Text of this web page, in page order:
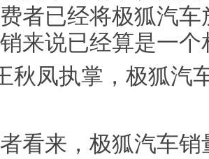
者已经将极狐汽
来说已经算是一
看来，极狐汽车